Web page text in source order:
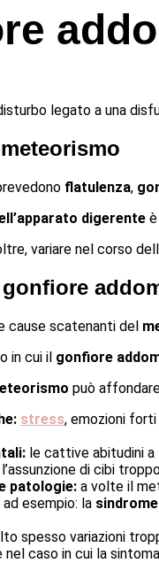
legato a una
flatulenza,
digerente
variare nel corso
cause scatenanti del
in cui il gonfiore
può
stress, emozioni
le cattive abitudini a
di cibi
patologie: a volte il
esempio: la
spesso variazioni
caso in cui la